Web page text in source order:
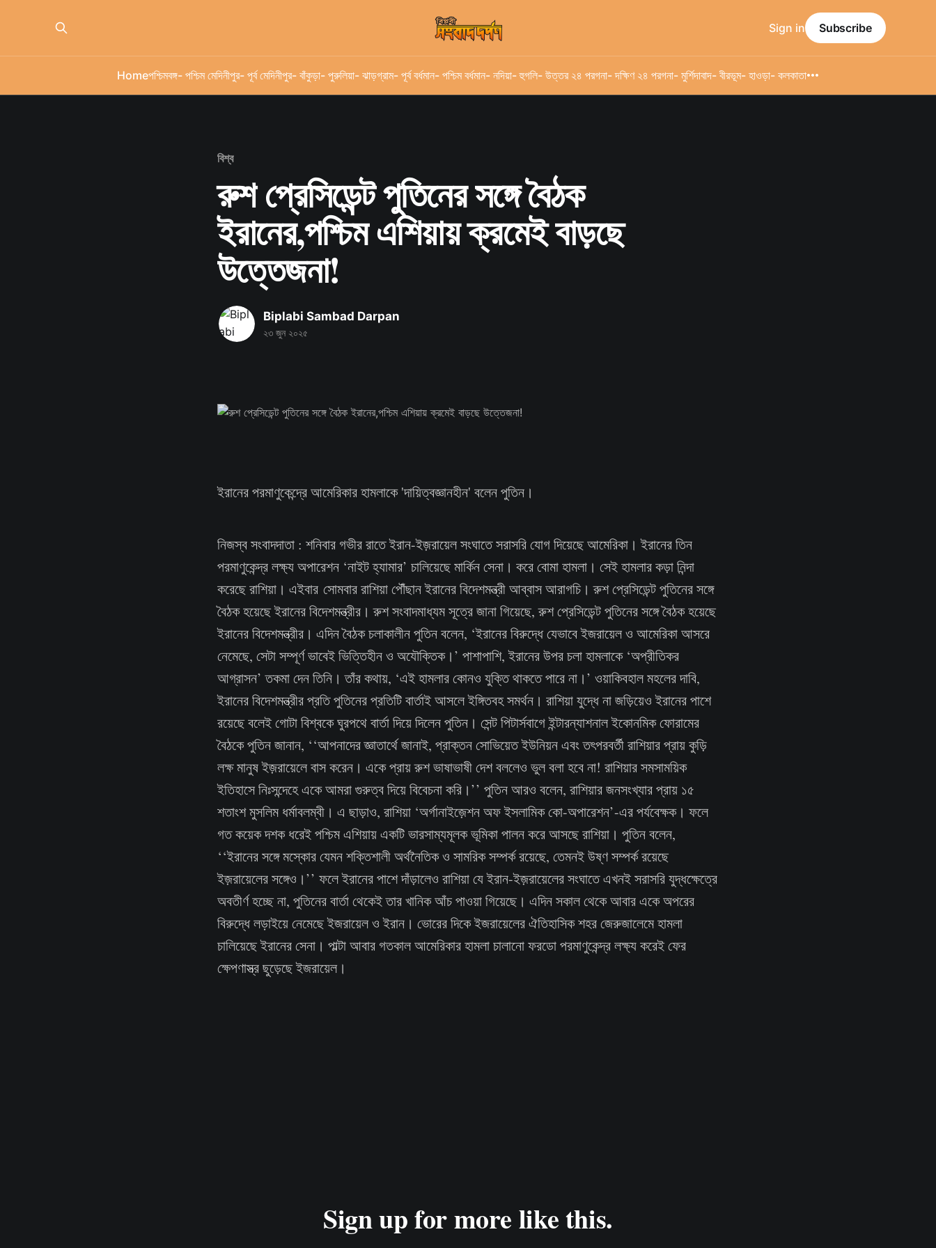
Homeপশ্চিমবঙ্গ- পশ্চিম মেদিনীপুর- পূর্ব মেদিনীপুর- বাঁকুড়া- পুরুলিয়া- ঝাড়গ্রাম- পূর্ব বর্ধমান- পশ্চিম বর্ধমান- নদিয়া- হুগলি- উত্তর ২৪ পরগনা- দক্ষিণ ২৪ পরগনা- মুর্শিদাবাদ- বীরভূম- হাওড়া- কলকাতা
Sign in Subscribe
বিশ্ব
রুশ প্রেসিডেন্ট পুতিনের সঙ্গে বৈঠক
ইরানের,পশ্চিম এশিয়ায় ক্রমেই বাড়ছে
উত্তেজনা!
Biplabi Sambad Darpan
২৩ জুন ২০২৫
ইরানের পরমাণুকেন্দ্রে আমেরিকার হামলাকে 'দায়িত্বজ্ঞানহীন' বলেন পুতিন।
নিজস্ব সংবাদদাতা : শনিবার গভীর রাতে ইরান-ইজ়রায়েল সংঘাতে সরাসরি যোগ দিয়েছে আমেরিকা। ইরানের তিন
পরমাণুকেন্দ্র লক্ষ্য অপারেশন ‘নাইট হ্যামার’ চালিয়েছে মার্কিন সেনা। করে বোমা হামলা। সেই হামলার কড়া নিন্দা
করেছে রাশিয়া। এইবার সোমবার রাশিয়া পৌঁছান ইরানের বিদেশমন্ত্রী আব্বাস আরাগচি। রুশ প্রেসিডেন্ট পুতিনের সঙ্গে
বৈঠক হয়েছে ইরানের বিদেশমন্ত্রীর। রুশ সংবাদমাধ্যম সূত্রে জানা গিয়েছে, রুশ প্রেসিডেন্ট পুতিনের সঙ্গে বৈঠক হয়েছে
ইরানের বিদেশমন্ত্রীর। এদিন বৈঠক চলাকালীন পুতিন বলেন, ‘ইরানের বিরুদ্ধে যেভাবে ইজরায়েল ও আমেরিকা আসরে
নেমেছে, সেটা সম্পূর্ণ ভাবেই ভিত্তিহীন ও অযৌক্তিক।’ পাশাপাশি, ইরানের উপর চলা হামলাকে ‘অপ্রীতিকর
আগ্রাসন’ তকমা দেন তিনি। তাঁর কথায়, ‘এই হামলার কোনও যুক্তি থাকতে পারে না।’ ওয়াকিবহাল মহলের দাবি,
ইরানের বিদেশমন্ত্রীর প্রতি পুতিনের প্রতিটি বার্তাই আসলে ইঙ্গিতবহ সমর্থন। রাশিয়া যুদ্ধে না জড়িয়েও ইরানের পাশে
রয়েছে বলেই গোটা বিশ্বকে ঘুরপথে বার্তা দিয়ে দিলেন পুতিন। সেন্ট পিটার্সবাগে ইন্টারন্যাশনাল ইকোনমিক ফোরামের
বৈঠকে পুতিন জানান, ‘‘আপনাদের জ্ঞাতার্থে জানাই, প্রাক্তন সোভিয়েত ইউনিয়ন এবং তৎপরবর্তী রাশিয়ার প্রায় কুড়ি
লক্ষ মানুষ ইজ়রায়েলে বাস করেন। একে প্রায় রুশ ভাষাভাষী দেশ বললেও ভুল বলা হবে না! রাশিয়ার সমসাময়িক
ইতিহাসে নিঃসন্দেহে একে আমরা গুরুত্ব দিয়ে বিবেচনা করি।’’ পুতিন আরও বলেন, রাশিয়ার জনসংখ্যার প্রায় ১৫
শতাংশ মুসলিম ধর্মাবলম্বী। এ ছাড়াও, রাশিয়া ‘অর্গানাইজ়েশন অফ ইসলামিক কো-অপারেশন’-এর পর্যবেক্ষক। ফলে
গত কয়েক দশক ধরেই পশ্চিম এশিয়ায় একটি ভারসাম্যমূলক ভূমিকা পালন করে আসছে রাশিয়া। পুতিন বলেন,
‘‘ইরানের সঙ্গে মস্কোর যেমন শক্তিশালী অর্থনৈতিক ও সামরিক সম্পর্ক রয়েছে, তেমনই উষ্ণ সম্পর্ক রয়েছে
ইজ়রায়েলের সঙ্গেও।’’ ফলে ইরানের পাশে দাঁড়ালেও রাশিয়া যে ইরান-ইজ়রায়েলের সংঘাতে এখনই সরাসরি যুদ্ধক্ষেত্রে
অবতীর্ণ হচ্ছে না, পুতিনের বার্তা থেকেই তার খানিক আঁচ পাওয়া গিয়েছে। এদিন সকাল থেকে আবার একে অপরের
বিরুদ্ধে লড়াইয়ে নেমেছে ইজরায়েল ও ইরান। ভোরের দিকে ইজরায়েলের ঐতিহাসিক শহর জেরুজালেমে হামলা
চালিয়েছে ইরানের সেনা। পাল্টা আবার গতকাল আমেরিকার হামলা চালানো ফরডো পরমাণুকেন্দ্র লক্ষ্য করেই ফের
ক্ষেপণাস্ত্র ছুড়েছে ইজরায়েল।
Sign up for more like this.